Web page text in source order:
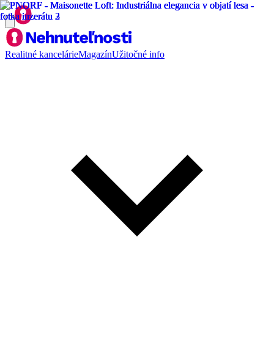
Realitné kancelárieMagazínUžitočné info